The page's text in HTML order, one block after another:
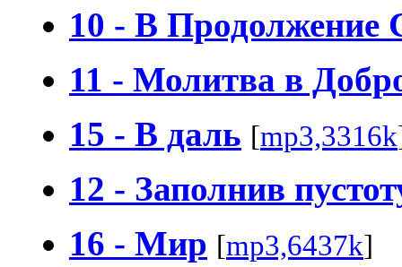
10 - В Продолжение
11 - Молитва в
15 - В даль [mp3,3316k
12 - Заполнив
16 - Мир [mp3,6437k]